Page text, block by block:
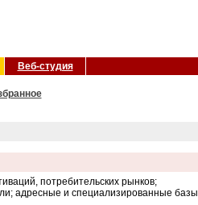
Веб-студия
потребительских рынков;
адресные и специализированные базы